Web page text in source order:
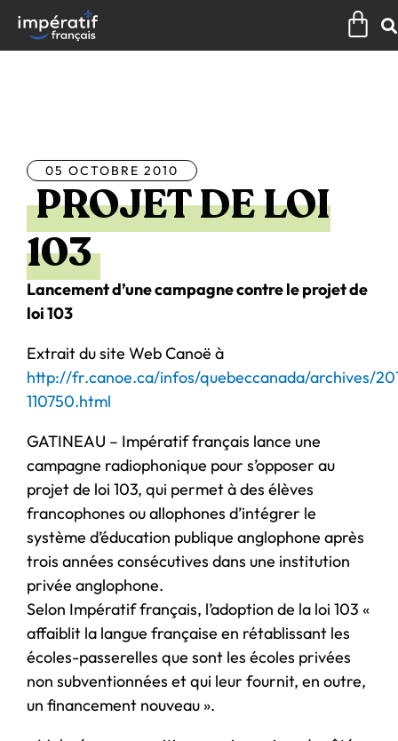
contenu
05 OCTOBRE 2010
PROJET DE LOI
103
Lancement d’une campagne contre le projet de
loi 103
Extrait du site Web Canoë à
http://fr.canoe.ca/infos/quebeccanada/archives/
110750.html
GATINEAU – Impératif français lance une
campagne radiophonique pour s’opposer au
projet de loi 103, qui permet à des élèves
francophones ou allophones d’intégrer le
système d’éducation publique anglophone après
trois années consécutives dans une institution
privée anglophone.
Selon Impératif français, l’adoption de la loi 103 «
affaiblit la langue française en rétablissant les
écoles-passerelles que sont les écoles privées
non subventionnées et qui leur fournit, en outre,
un financement nouveau ».